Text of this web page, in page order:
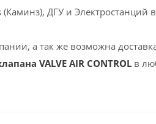
ДГУ и Электростанций
а так же возможна
VALVE AIR CONTROL в